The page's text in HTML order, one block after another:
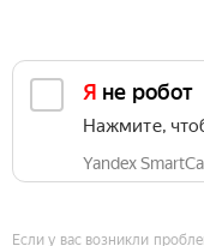
Я не робот
Нажмите,
Yandex
Если у вас возникли